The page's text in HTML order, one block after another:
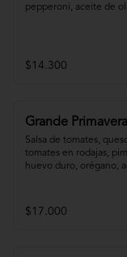
pepperoni, aceite de
$14.300
Grande Primavera
Salsa de tomates,
tomates en rodajas,
huevo duro, orégano,
$17.000